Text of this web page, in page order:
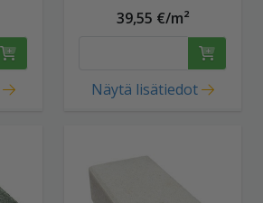
39,55 €/m²
Näytä lisätiedot